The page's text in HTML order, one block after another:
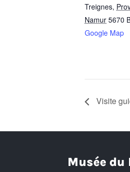
Treignes,
Namur 5670
Google Map
Visite
Musée du